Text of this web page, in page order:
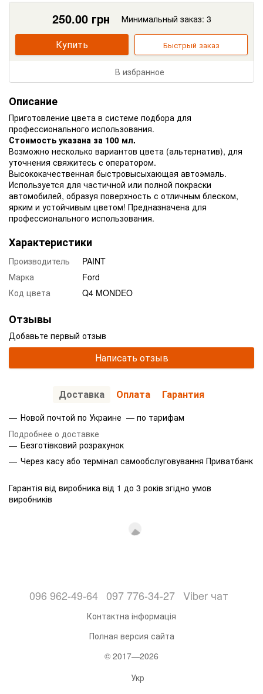
250.00грн Минимальный заказ: 3
Купить Быстрый заказ
В избранное
Описание
Приготовление цвета в системе подбора для
профессионального использования.
Стоимость указана за 100 мл.
Возможно несколько вариантов цвета (альтернатив), для
уточнения свяжитесь с оператором.
Высококачественная быстровысыхающая автоэмаль.
Используется для частичной или полной покраски
автомобилей, образуя поверхность с отличным блеском,
ярким и устойчивым цветом! Предназначена для
профессионального использования.
Характеристики
Производитель
PAINT
Марка
Ford
Код цвета
Q4 MONDEO
Отзывы
Добавьте первый отзыв
Написать отзыв
Доставка Оплата Гарантия
Новой почтой по Украине — по тарифам
Подробнее о доставке
Безготівковий розрахунок
Через касу або термінал самообслуговування Приватбанк
Гарантія від виробника від 1 до 3 років згідно умов
виробників
096 962-49-64 097 776-34-27 Viber чат
Контактна інформація
Полная версия сайта
© 2017—2026
Укр